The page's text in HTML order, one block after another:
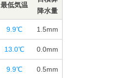
最低気温
降水量
9.9℃ 1.5mm
13.0℃ 0.0mm
9.9℃ 0.5mm